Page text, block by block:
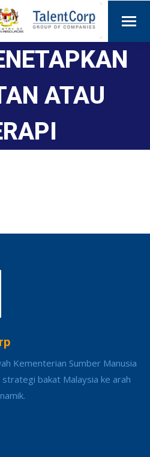
ATAU
Kementerian Sumber Manusia
bakat Malaysia ke arah